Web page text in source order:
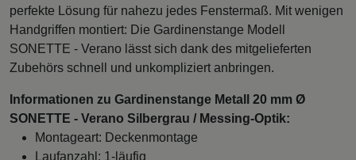
perfekte Lösung für nahezu jedes Fenstermaß. Mit wenigen
Handgriffen montiert: Die Gardinenstange Modell
SONETTE - Verano lässt sich dank des mitgelieferten
Zubehörs schnell und unkompliziert anbringen.
Informationen zu Gardinenstange Metall 20 mm Ø
SONETTE - Verano Silbergrau / Messing-Optik:
Montageart: Deckenmontage
Laufanzahl: 1-läufig